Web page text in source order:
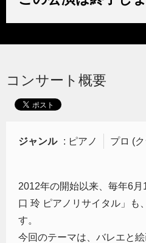
コンサート概要
ジャンル : ピアノ プロ (
2012年の開始以来、毎年6
口 玲 ピアノリサイタル」も
す。
今回のテーマは、バレエと